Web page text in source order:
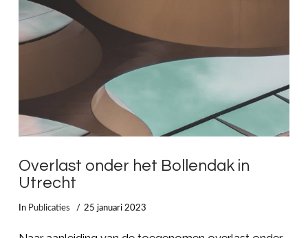
Overlast onder het Bollendak in
Utrecht
In Publicaties 25 januari 2023